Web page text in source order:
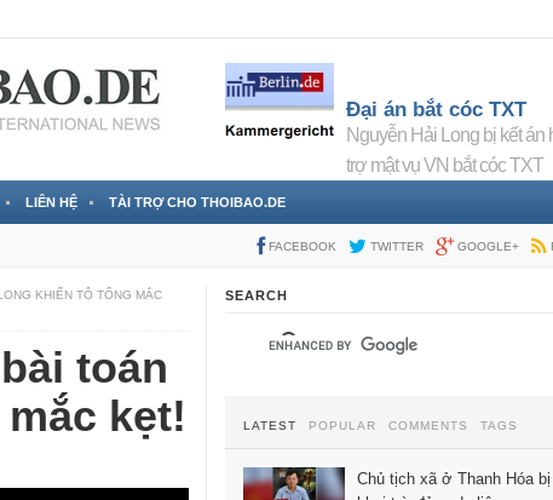
Đại án bắt cóc TXT
Nguyễn Hải Long bị kết án
trợ mật vụ VN bắt cóc TXT
LIÊN HỆ TÀI TRỢ CHO THOIBAO.DE
FACEBOOK TWITTER GOOGLE+
KHIẾN TÔ TỔNG MẮC
toán
kẹt!
SEARCH
LATEST POPULAR COMMENTS TAGS
Chủ tịch xã ở Thanh Hóa bị